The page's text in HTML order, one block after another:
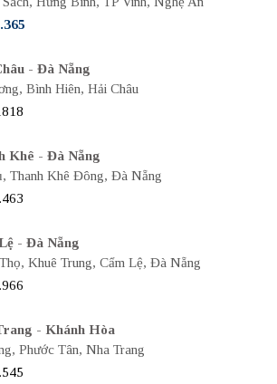
- Đà Nẵng
Bình Hiên, Hải Châu
Khê - Đà Nẵng
Thanh Khê Đông, Đà Nẵng
- Đà Nẵng
Khuê Trung, Cẩm Lệ, Đà Nẵng
- Khánh Hòa
Phước Tân, Nha Trang